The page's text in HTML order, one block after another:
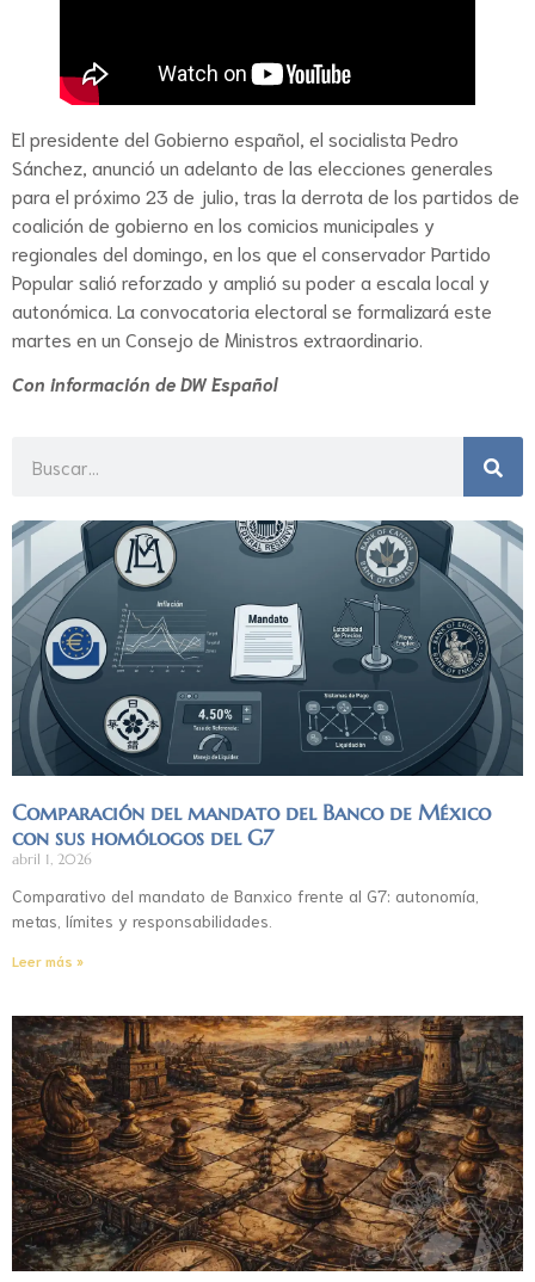
El presidente del Gobierno español, el socialista Pedro
Sánchez, anunció un adelanto de las elecciones generales
para el próximo 23 de julio, tras la derrota de los partidos de
coalición de gobierno en los comicios municipales y
regionales del domingo, en los que el conservador Partido
Popular salió reforzado y amplió su poder a escala local y
autonómica. La convocatoria electoral se formalizará este
martes en un Consejo de Ministros extraordinario.
Con información de DW Español
Comparación del mandato del Banco de México
con sus homólogos del G7
abril 1, 2026
Comparativo del mandato de Banxico frente al G7: autonomía,
metas, límites y responsabilidades.
Leer más »